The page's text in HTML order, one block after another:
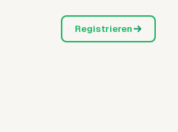
Registrieren